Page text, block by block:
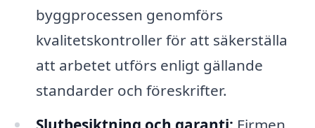
byggprocessen genomförs
kvalitetskontroller för att säkerställa
att arbetet utförs enligt gällande
standarder och föreskrifter.